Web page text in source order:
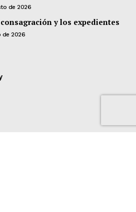
de 2026
y los expedientes
de 2026